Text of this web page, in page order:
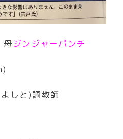
母ジンジャーパンチ
しと)調教師